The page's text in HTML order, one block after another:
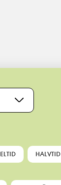
HALVTID